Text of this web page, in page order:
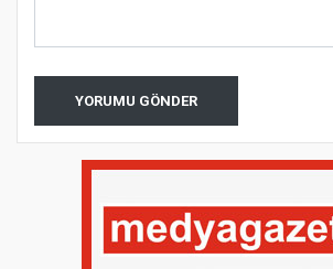
YORUMU GÖNDER